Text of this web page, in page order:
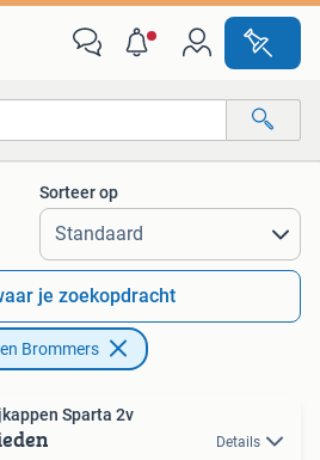
afstanden…
Sorteer op
je zoekopdracht
Brommers
Sparta 2v
Details